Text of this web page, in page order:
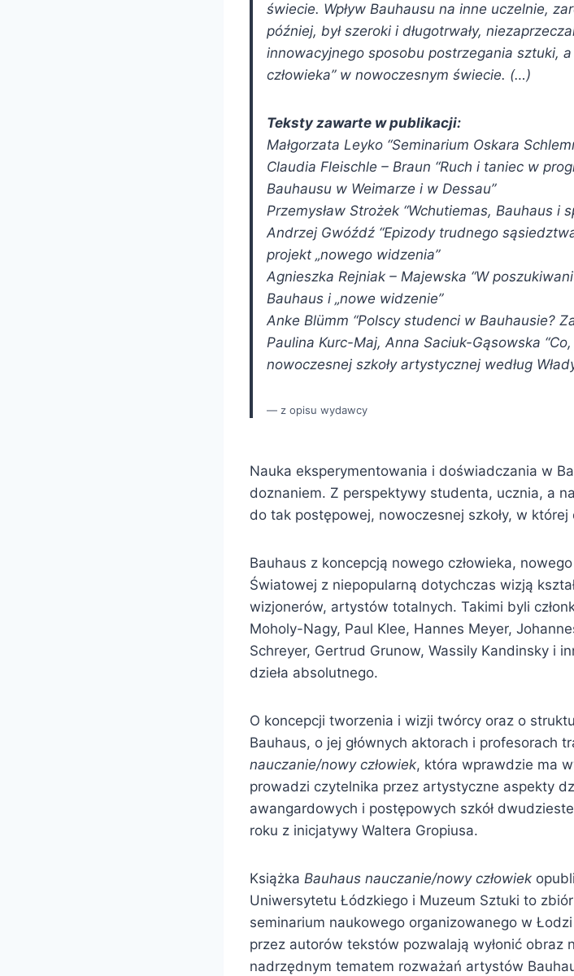
świecie. Wpływ Bauhausu na inne uczelnie,
później, był szeroki i długotrwały,
innowacyjnego sposobu postrzegania sztuki,
człowieka w nowoczesnym świecie. (…)
Teksty zawarte w publikacji:
Małgorzata Leyko Seminarium Oskara
Claudia Fleischle – Braun Ruch i taniec w
Bauhausu w Weimarze i w Dessau
Przemysław Strożek Wchutiemas, Bauhaus i
Andrzej Gwóźdź Epizody trudnego
projekt „nowego widzenia
Agnieszka Rejniak – Majewska W
Bauhaus i „nowe widzenie
Anke Blümm Polscy studenci w Bauhausie?
Paulina Kurc-Maj, Anna Saciuk-Gąsowska
nowoczesnej szkoły artystycznej według
z opisu wydawcy
Nauka eksperymentowania i doświadczania w
doznaniem. Z perspektywy studenta, ucznia, a
do tak postępowej, nowoczesnej szkoły, w której
Bauhaus z koncepcją nowego człowieka,
Światowej z niepopularną dotychczas wizją
wizjonerów, artystów totalnych. Takimi byli
Moholy-Nagy, Paul Klee, Hannes Meyer,
Schreyer, Gertrud Grunow, Wassily Kandinsky i
dzieła absolutnego.
O koncepcji tworzenia i wizji twórcy oraz o
Bauhaus, o jej głównych aktorach i profesorach
nauczanie/nowy człowiek, która wprawdzie ma
prowadzi czytelnika przez artystyczne aspekty
awangardowych i postępowych szkół
roku z inicjatywy Waltera Gropiusa.
Książka Bauhaus nauczanie/nowy człowiek
Uniwersytetu Łódzkiego i Muzeum Sztuki to
seminarium naukowego organizowanego w
przez autorów tekstów pozwalają wyłonić obraz
nadrzędnym tematem rozważań artystów